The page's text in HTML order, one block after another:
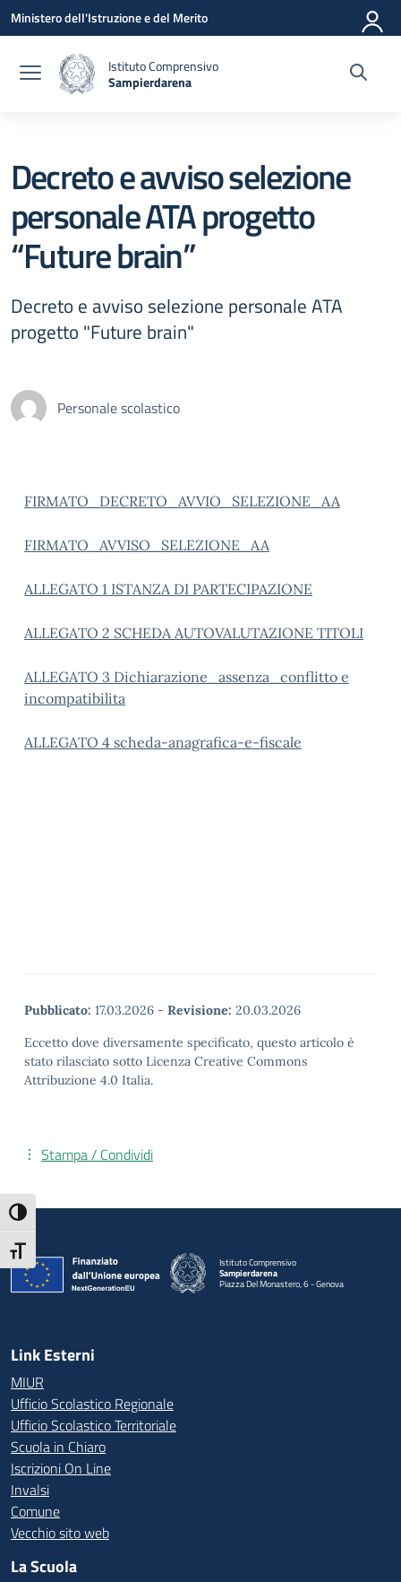
Attiva/disattiva alto contrasto
Attiva/disattiva dimensione testo
Vai ai contenuti
Vai al menu di navigazione
Vai al footer
Ministero dell'Istruzione e del Merito
Istituto Comprensivo
Sampierdarena
Decreto e avviso selezione
personale ATA progetto
“Future brain”
Decreto e avviso selezione personale ATA
progetto "Future brain"
Personale scolastico
FIRMATO_DECRETO_AVVIO_SELEZIONE_AA
FIRMATO_AVVISO_SELEZIONE_AA
ALLEGATO 1 ISTANZA DI PARTECIPAZIONE
ALLEGATO 2 SCHEDA AUTOVALUTAZIONE TITOLI
ALLEGATO 3 Dichiarazione_assenza_conflitto e
incompatibilita
ALLEGATO 4 scheda-anagrafica-e-fiscale
Pubblicato: 17.03.2026 - Revisione: 20.03.2026
Eccetto dove diversamente specificato, questo articolo è
stato rilasciato sotto Licenza Creative Commons
Attribuzione 4.0 Italia.
Stampa / Condividi
Istituto Comprensivo
Sampierdarena
Piazza Del Monastero, 6 - Genova
— Visita la pagina iniziale della scuola
Link Esterni
MIUR
Ufficio Scolastico Regionale
Ufficio Scolastico Territoriale
Scuola in Chiaro
Iscrizioni On Line
Invalsi
Comune
Vecchio sito web
La Scuola